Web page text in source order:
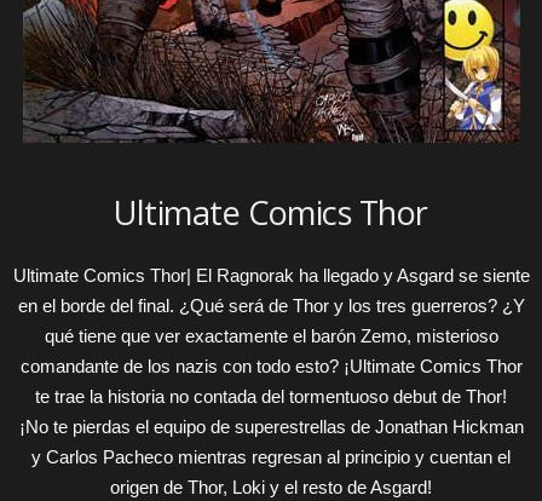
Ultimate Comics Thor
Ultimate Comics Thor| El Ragnorak ha llegado y Asgard se siente
en el borde del final. ¿Qué será de Thor y los tres guerreros? ¿Y
qué tiene que ver exactamente el barón Zemo, misterioso
comandante de los nazis con todo esto? ¡Ultimate Comics Thor
te trae la historia no contada del tormentuoso debut de Thor!
¡No te pierdas el equipo de superestrellas de Jonathan Hickman
y Carlos Pacheco mientras regresan al principio y cuentan el
origen de Thor, Loki y el resto de Asgard!